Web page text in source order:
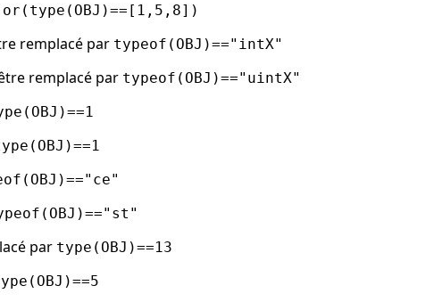
or(type(OBJ)==[1,5,8])
remplacé par typeof(OBJ)=="intX"
remplacé par typeof(OBJ)=="uintX"
par type(OBJ)==13